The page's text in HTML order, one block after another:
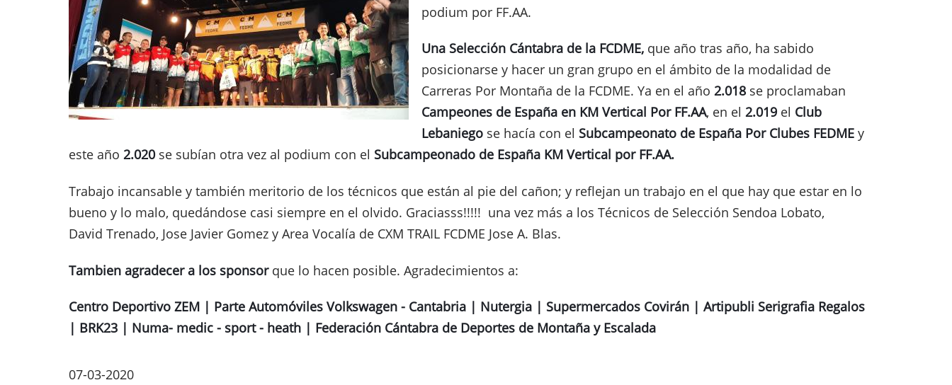
podium por FF.AA.
Una Selección Cántabra de la FCDME, que año tras año, ha sabido
posicionarse y hacer un gran grupo en el ámbito de la modalidad de
Carreras Por Montaña de la FCDME. Ya en el año 2.018 se proclamaban
Campeones de España en KM Vertical Por FF.AA, en el 2.019 el Club
Lebaniego se hacía con el Subcampeonato de España Por Clubes FEDME y
este año 2.020se subían otra vez al podium con el Subcampeonado de España KM Vertical por FF.AA.
Trabajo incansable y también meritorio de los técnicos que están al pie del cañon; y reflejan un trabajo en el que hay que estar en lo
bueno y lo malo, quedándose casi siempre en el olvido. Graciasss!!!!! una vez más a los Técnicos de Selección Sendoa Lobato,
David Trenado, Jose Javier Gomez y Area Vocalía de CXM TRAIL FCDME Jose A. Blas.
Tambien agradecer a los sponsor que lo hacen posible. Agradecimientos a:
Centro Deportivo ZEM | Parte Automóviles Volkswagen - Cantabria | Nutergia | Supermercados Covirán | Artipubli Serigrafia Regalos
| BRK23 | Numa- medic - sport - heath | Federación Cántabra de Deportes de Montaña y Escalada
07-03-2020